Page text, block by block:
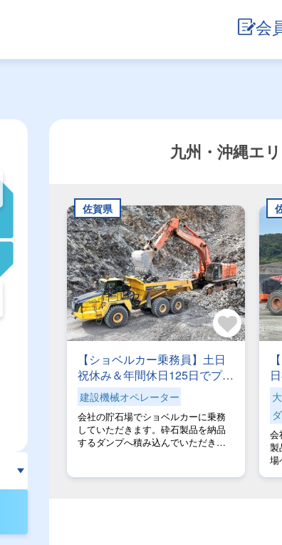
会
九州・沖縄エ
佐賀県
【ショベルカー乗務員】土日
祝休み＆年間休日125日でプラ
イベートも充実！社内敷地内
のみで1日完結！一般道の運転
や移動のストレスゼロ！【自
社専属便】安心して長く活躍
できる環境です
建設機械オペレーター
会社の貯石場でショベルカーに乗務
していただきます。砕石製品を納品
するダンプへ積み込んでいただきま
はありません！＜1日のスケジュール
会
製
場